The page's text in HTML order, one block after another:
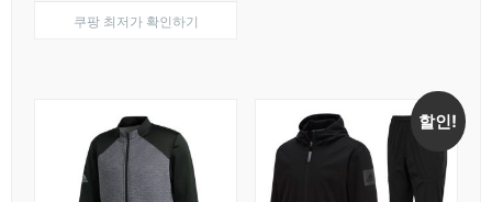
쿠팡 최저가 확인하기
할인!